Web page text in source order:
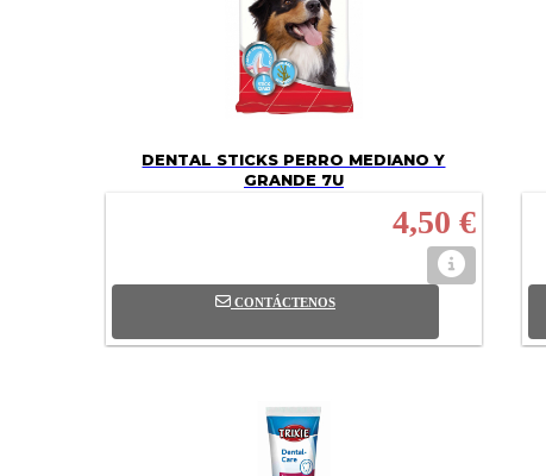
DENTAL STICKS PERRO MEDIANO Y
GRANDE 7U
4,50 €
CONTÁCTENOS